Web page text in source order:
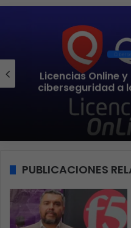
Intcomex
2026, una
de una
PUBLICACIONES